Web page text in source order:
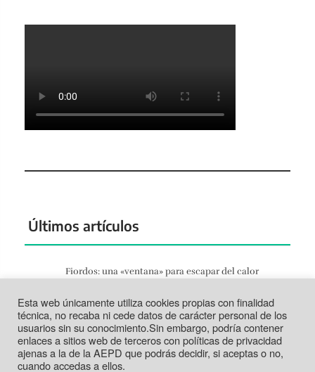
Últimos artículos
Fiordos: una «ventana» para escapar del calor
Tortosa: la vida según el Ebro
Jun 21, 2026
Tabarca: más que un trozo de piedra
Jun 14, 2026
Esta web únicamente utiliza cookies propias con finalidad
técnica, no recaba ni cede datos de carácter personal de los
usuarios sin su conocimiento.Sin embargo, podría contener
enlaces a sitios web de terceros con políticas de privacidad
ajenas a la de la AEPD que podrás decidir, si aceptas o no,
cuando accedas a ellos.